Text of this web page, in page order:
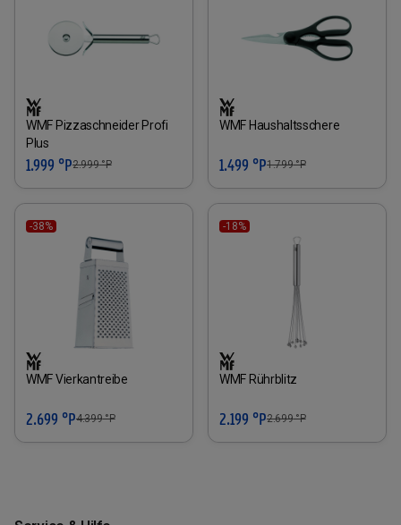
WMF Pizzaschneider Profi
Plus
1.999 °P2.999°P
WMF Haushaltsschere
1.499 °P1.799°P
-38%
WMF Vierkantreibe
2.699 °P4.399°P
-18%
WMF Rührblitz
2.199 °P2.699°P